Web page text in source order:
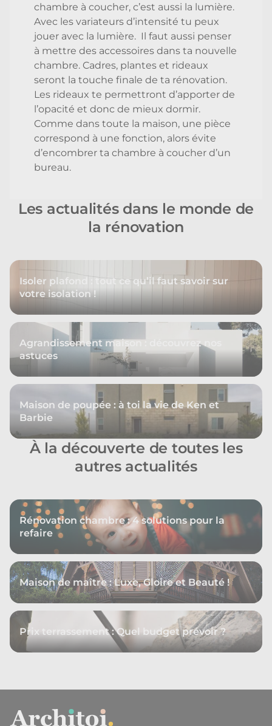
chambre à coucher, c’est aussi la lumière.
Avec les variateurs d’intensité tu peux
jouer avec la lumière. Il faut aussi penser
à mettre des accessoires dans ta nouvelle
chambre. Cadres, plantes et rideaux
seront la touche finale de ta rénovation.
Les rideaux te permettront d’apporter de
l’opacité et donc de mieux dormir.
Comme dans toute la maison, une pièce
correspond à une fonction, alors évite
d’encombrer ta chambre à coucher d’un
bureau.
Les actualités dans le monde de
la rénovation
Isoler plafond : tout ce qu’il faut savoir sur
votre isolation !
Agrandissement maison : découvrez nos
astuces
Maison de poupée : à toi la vie de Ken et
Barbie
À la découverte de toutes les
autres actualités
Rénovation chambre : 4 solutions pour la
refaire
Maison de maître : Luxe, Gloire et Beauté !
Prix terrassement : Quel budget prévoir ?